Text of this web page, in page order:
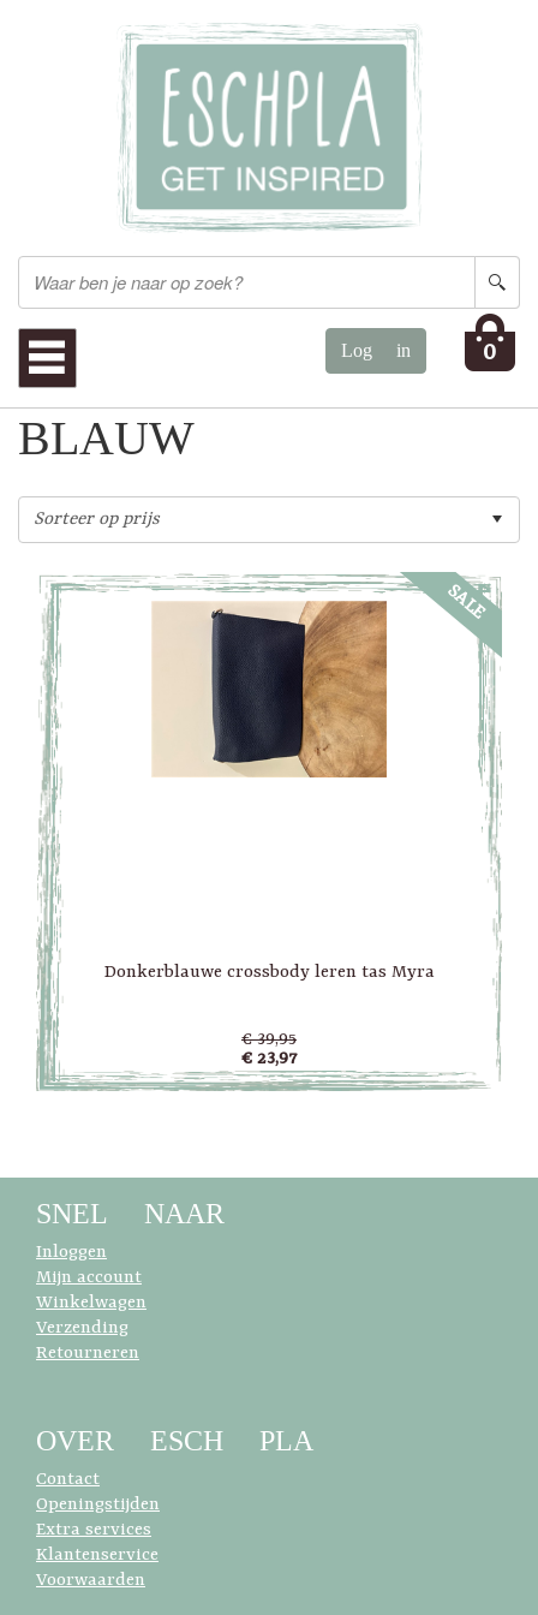
0
BLAUW
SALE
Donkerblauwe crossbody leren tas Myra
€ 39,95
€ 23,97
SNEL NAAR
Inloggen
Mijn account
Winkelwagen
Verzending
Retourneren
OVER ESCH PLA
Contact
Openingstijden
Extra services
Klantenservice
Voorwaarden